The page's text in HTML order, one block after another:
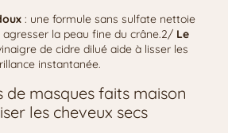
: une formule sans sulfate nettoie
la peau fine du crâne.2/ Le
de cidre dilué aide à lisser les
instantanée.
de masques faits maison
les cheveux secs